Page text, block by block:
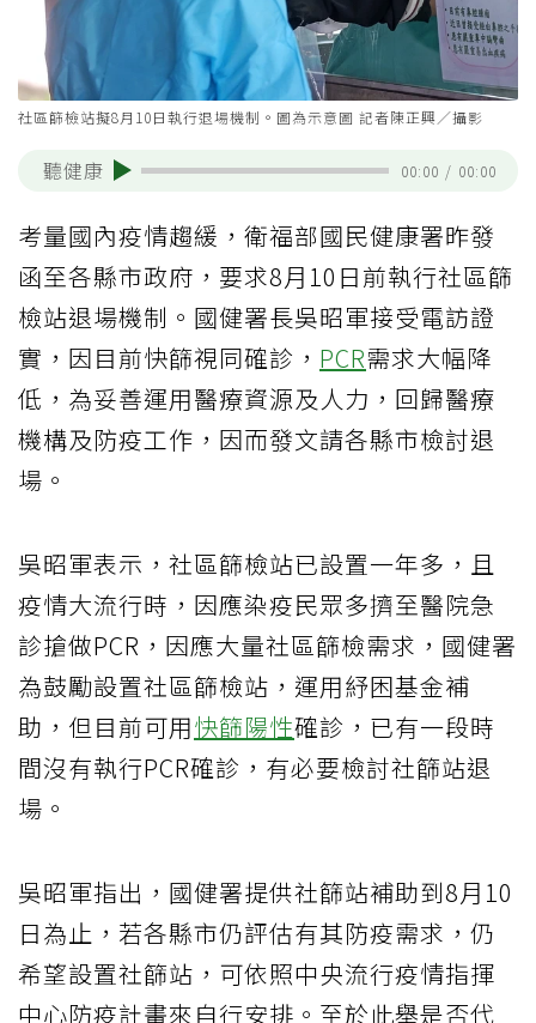
社區篩檢站擬8月10日執行退場機制。圖為示意圖 記者陳正興／攝影
聽健康 00:00 / 00:00
考量國內疫情趨緩，衛福部國民健康署昨發
函至各縣市政府，要求8月10日前執行社區篩
檢站退場機制。國健署長吳昭軍接受電訪證
實，因目前快篩視同確診， PCR需求大幅降
低，為妥善運用醫療資源及人力，回歸醫療
機構及防疫工作，因而發文請各縣市檢討退
場。
吳昭軍表示，社區篩檢站已設置一年多，且
疫情大流行時，因應染疫民眾多擠至醫院急
診搶做PCR，因應大量社區篩檢需求，國健署
為鼓勵設置社區篩檢站，運用紓困基金補
助，但目前可用快篩陽性確診，已有一段時
間沒有執行PCR確診，有必要檢討社篩站退
場。
吳昭軍指出，國健署提供社篩站補助到8月10
日為止，若各縣市仍評估有其防疫需求，仍
希望設置社篩站，可依照中央流行疫情指揮
中心防疫計畫來自行安排。至於此舉是否代